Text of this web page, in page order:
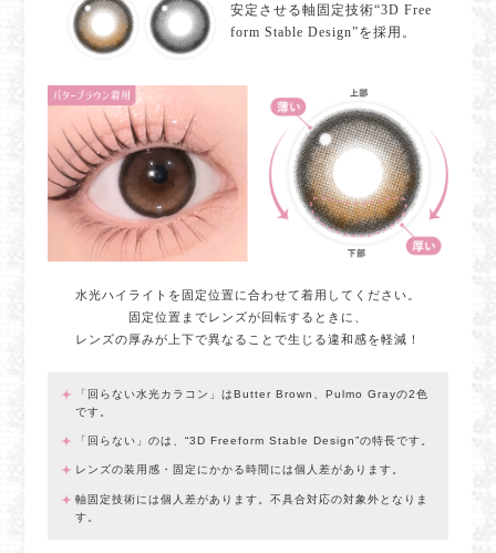
安定させる軸固定技術“3D Free
form Stable Design”を採用。
水光ハイライトを固定位置に合わせて着用してください。
固定位置までレンズが回転するときに、
レンズの厚みが上下で異なることで生じる違和感を軽減！
「回らない水光カラコン」はButter Brown、Pulmo Grayの2色
です。
「回らない」のは、“3D Freeform Stable Design”の特長です。
レンズの装用感・固定にかかる時間には個人差があります。
軸固定技術には個人差があります。不具合対応の対象外となりま
す。